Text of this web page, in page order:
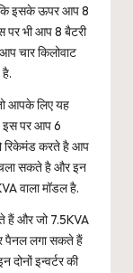
कि इसके ऊपर आप 8
पर भी आप 8 बैटरी
चार किलोवाट
आपके लिए यह
इस पर आप 6
रिकेमंड करते है आप
चला सकते है और इन
वाला मॉडल है.
हैं और जो 7.5KVA
पैनल लगा सकते हैं
दोनों इन्वर्टर की